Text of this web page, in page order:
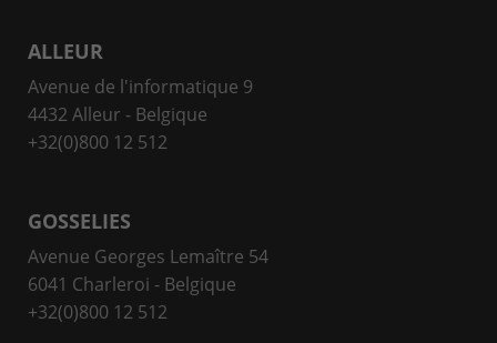
ALLEUR
Avenue de l'informatique 9
4432 Alleur - Belgique
+32(0)800 12 512
GOSSELIES
Avenue Georges Lemaître 54
6041 Charleroi - Belgique
+32(0)800 12 512